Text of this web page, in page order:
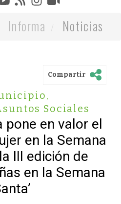
Informa Noticias
Compartir
,
Sociales
pone en valor el
en la Semana
III edición de
en la Semana